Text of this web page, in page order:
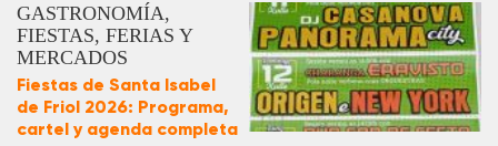
GASTRONOMÍA,
FIESTAS, FERIAS Y
MERCADOS
Fiestas de Santa Isabel
de Friol 2026: Programa,
cartel y agenda completa